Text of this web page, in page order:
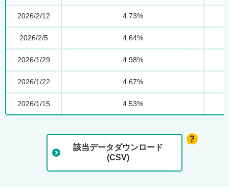
2026/2/12 4.73%
2026/2/5 4.64%
2026/1/29 4.98%
2026/1/22 4.67%
2026/1/15 4.53%
該当データダウンロード
(CSV)